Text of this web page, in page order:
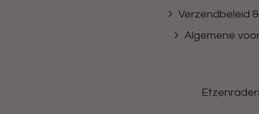
Verzendbeleid
Algemene